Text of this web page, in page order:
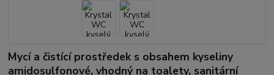
Mycí a čistící prostředek s obsahem kyseliny
amidosulfonové, vhodný na toalety, sanitární